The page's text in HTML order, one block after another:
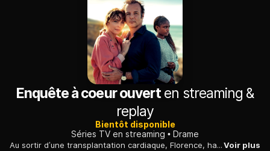
Enquête à coeur ouverten streaming &
replay
Bientôt disponible
Séries TV en streaming
Drame
Au sortir d’une transplantation cardiaque, Florence, hantée par d’étranges cauchemars, ressent le besoin de connaître l’origine de son nouveau cœur. Malgré l’hostilité de son mari Vincent, elle enquête en secret...Voir plus